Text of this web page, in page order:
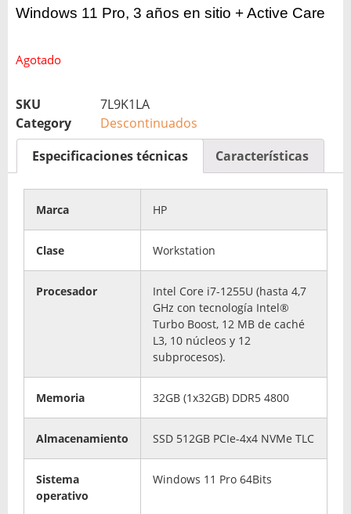
Windows 11 Pro, 3 años en sitio + Active Care
Agotado
SKU
7L9K1LA
Category
Descontinuados
Especificaciones técnicas
Características
Marca HP
Clase Workstation
Procesador
Intel Core i7-1255U (hasta 4,7
GHz con tecnología Intel®
Turbo Boost, 12 MB de caché
L3, 10 núcleos y 12
subprocesos).
Memoria 32GB (1x32GB) DDR5 4800
Almacenamiento SSD 512GB PCIe-4x4 NVMe TLC
Sistema
operativo
Windows 11 Pro 64Bits